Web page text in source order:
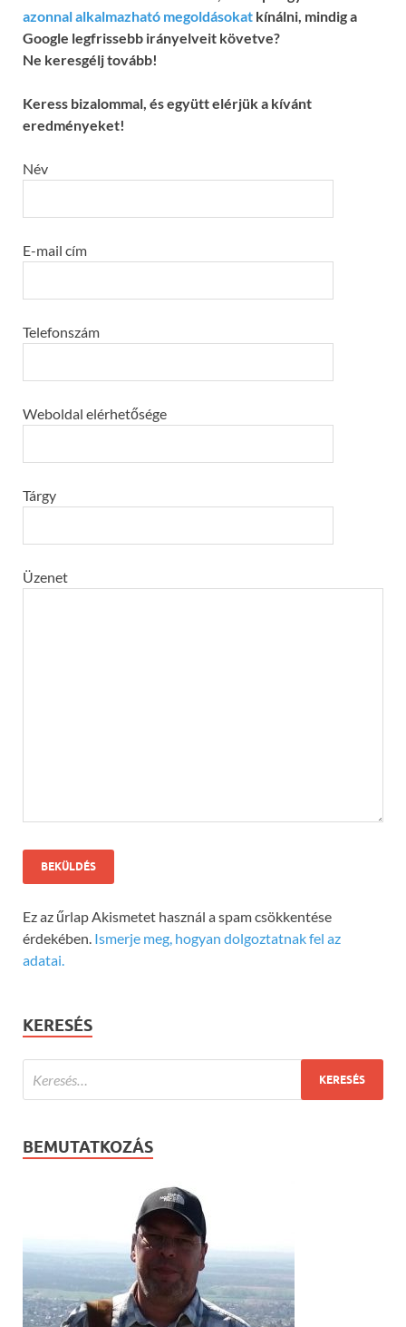
azonnal alkalmazható megoldásokat kínálni, mindig a
Google legfrissebb irányelveit követve?
Ne keresgélj tovább!
Keress bizalommal, és együtt elérjük a kívánt
eredményeket!
Név
E-mail cím
Telefonszám
Weboldal elérhetősége
Tárgy
Üzenet
Ez az űrlap Akismetet használ a spam csökkentése
érdekében. Ismerje meg, hogyan dolgoztatnak fel az
adatai.
KERESÉS
BEMUTATKOZÁS